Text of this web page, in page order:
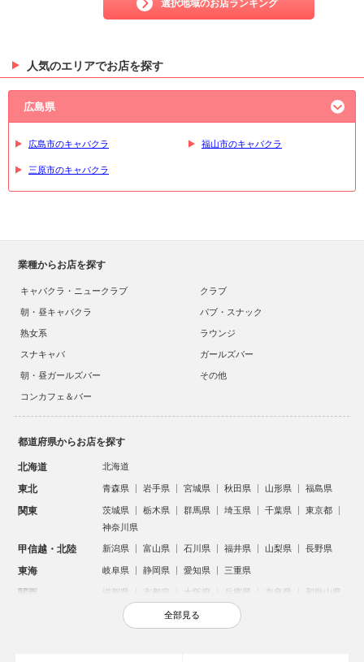
選択地域のお店ランキング
人気のエリアでお店を探す
広島県
広島市のキャバクラ 福山市のキャバクラ
三原市のキャバクラ
業種からお店を探す
キャバクラ・ニュークラブ
クラブ
朝・昼キャバクラ
パブ・スナック
熟女系
ラウンジ
スナキャバ
ガールズバー
朝・昼ガールズバー
その他
コンカフェ＆バー
都道府県からお店を探す
北海道 北海道
東北 青森県 岩手県 宮城県 秋田県 山形県 福島県
関東 茨城県 栃木県 群馬県 埼玉県 千葉県
東京都
神奈川県
甲信越・北陸 新潟県 富山県 石川県 福井県 山梨県 長野県
東海 岐阜県 静岡県 愛知県 三重県
関西 滋賀県 京都府 大阪府 兵庫県 奈良県 和歌山県
鳥取県 島根県 岡山県 広島県
全部見る